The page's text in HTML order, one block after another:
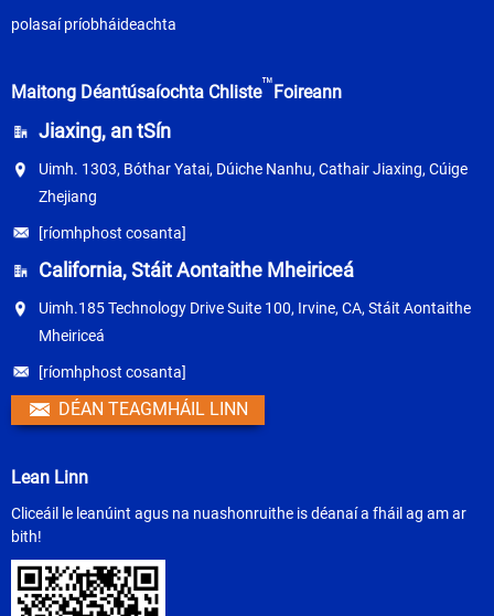
polasaí príobháideachta
Maitong Déantúsaíochta Chliste™Foireann
Jiaxing, an tSín
Uimh. 1303, Bóthar Yatai, Dúiche Nanhu, Cathair Jiaxing, Cúige
Zhejiang
[ríomhphost cosanta]
California, Stáit Aontaithe Mheiriceá
Uimh.185 Technology Drive Suite 100, Irvine, CA, Stáit Aontaithe
Mheiriceá
[ríomhphost cosanta]
DÉAN TEAGMHÁIL LINN
Lean Linn
Cliceáil le leanúint agus na nuashonruithe is déanaí a fháil ag am ar
bith!